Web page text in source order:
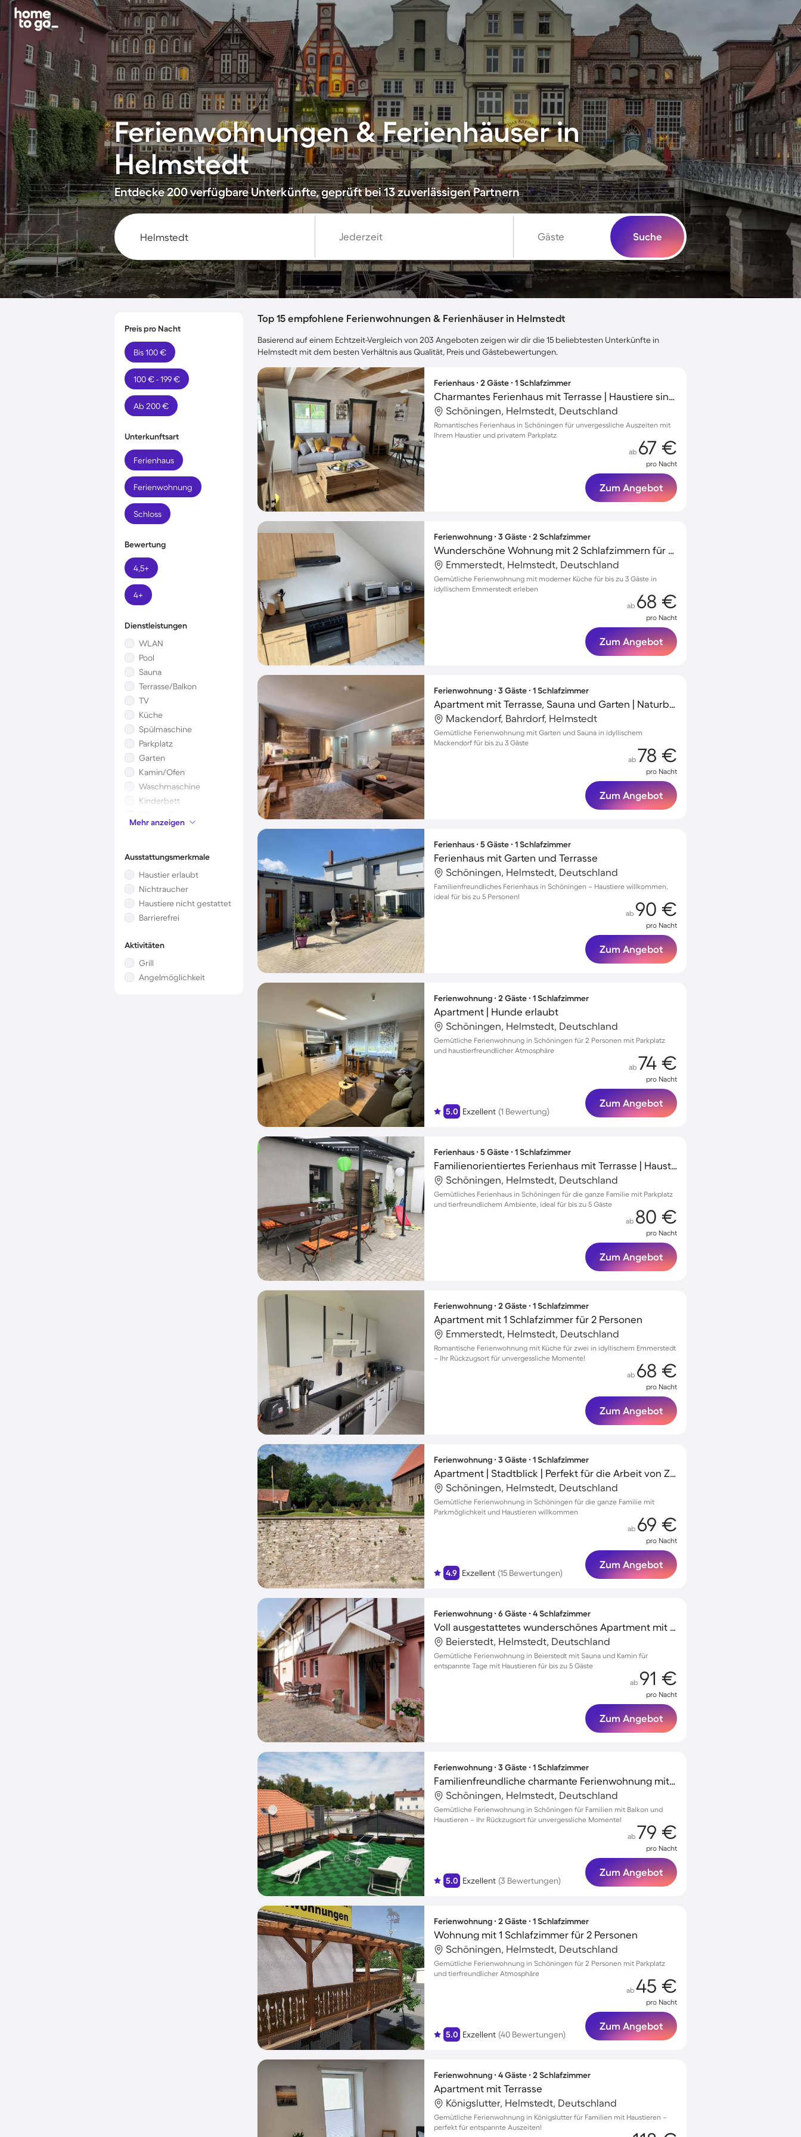
Ferienwohnungen & Ferienhäuser in
Helmstedt
Entdecke 200 verfügbare Unterkünfte, geprüft bei 13 zuverlässigen Partnern
Jederzeit Gäste Suche
Preis pro Nacht
Bis 100 €
100 € - 199 €
Ab 200 €
Unterkunftsart
Ferienhaus
Ferienwohnung
Schloss
Bewertung
4,5+
4+
Dienstleistungen
WLAN
Pool
Sauna
Terrasse/Balkon
TV
Küche
Spülmaschine
Parkplatz
Garten
Kamin/Ofen
Waschmaschine
Kinderbett
Mikrowelle
Klimaanlage
Mehr anzeigen
Ausstattungsmerkmale
Haustier erlaubt
Nichtraucher
Haustiere nicht gestattet
Barrierefrei
Aktivitäten
Grill
Angelmöglichkeit
Top 15 empfohlene Ferienwohnungen & Ferienhäuser in Helmstedt
Basierend auf einem Echtzeit-Vergleich von 203 Angeboten zeigen wir dir die 15 beliebtesten Unterkünfte in
Helmstedt mit dem besten Verhältnis aus Qualität, Preis und Gästebewertungen.
Ferienhaus ∙ 2 Gäste ∙ 1 Schlafzimmer
Charmantes Ferienhaus mit Terrasse | Haustiere sind willkommen
Schöningen, Helmstedt, Deutschland
Romantisches Ferienhaus in Schöningen für unvergessliche Auszeiten mit
Ihrem Haustier und privatem Parkplatz
ab 67 €
pro Nacht
Zum Angebot
Ferienwohnung ∙ 3 Gäste ∙ 2 Schlafzimmer
Wunderschöne Wohnung mit 2 Schlafzimmern für 3 Personen
Emmerstedt, Helmstedt, Deutschland
Gemütliche Ferienwohnung mit moderner Küche für bis zu 3 Gäste in
idyllischem Emmerstedt erleben
ab 68 €
pro Nacht
Zum Angebot
Ferienwohnung ∙ 3 Gäste ∙ 1 Schlafzimmer
Apartment mit Terrasse, Sauna und Garten | Naturblick
Mackendorf, Bahrdorf, Helmstedt
Gemütliche Ferienwohnung mit Garten und Sauna in idyllischem
Mackendorf für bis zu 3 Gäste
ab 78 €
pro Nacht
Zum Angebot
Ferienhaus ∙ 5 Gäste ∙ 1 Schlafzimmer
Ferienhaus mit Garten und Terrasse
Schöningen, Helmstedt, Deutschland
Familienfreundliches Ferienhaus in Schöningen – Haustiere willkommen,
ideal für bis zu 5 Personen!
ab 90 €
pro Nacht
Zum Angebot
Ferienwohnung ∙ 2 Gäste ∙ 1 Schlafzimmer
Apartment | Hunde erlaubt
Schöningen, Helmstedt, Deutschland
Gemütliche Ferienwohnung in Schöningen für 2 Personen mit Parkplatz
und haustierfreundlicher Atmosphäre
5.0 Exzellent (1 Bewertung)
ab 74 €
pro Nacht
Zum Angebot
Ferienhaus ∙ 5 Gäste ∙ 1 Schlafzimmer
Familienorientiertes Ferienhaus mit Terrasse | Haustierfreundlich
Schöningen, Helmstedt, Deutschland
Gemütliches Ferienhaus in Schöningen für die ganze Familie mit Parkplatz
und tierfreundlichem Ambiente, ideal für bis zu 5 Gäste
ab 80 €
pro Nacht
Zum Angebot
Ferienwohnung ∙ 2 Gäste ∙ 1 Schlafzimmer
Apartment mit 1 Schlafzimmer für 2 Personen
Emmerstedt, Helmstedt, Deutschland
Romantische Ferienwohnung mit Küche für zwei in idyllischem Emmerstedt
– Ihr Rückzugsort für unvergessliche Momente!
ab 68 €
pro Nacht
Zum Angebot
Ferienwohnung ∙ 3 Gäste ∙ 1 Schlafzimmer
Apartment | Stadtblick | Perfekt für die Arbeit von Zuhause
Schöningen, Helmstedt, Deutschland
Gemütliche Ferienwohnung in Schöningen für die ganze Familie mit
Parkmöglichkeit und Haustieren willkommen
4.9 Exzellent (15 Bewertungen)
ab 69 €
pro Nacht
Zum Angebot
Ferienwohnung ∙ 6 Gäste ∙ 4 Schlafzimmer
Voll ausgestattetes wunderschönes Apartment mit Sauna, Grill und Terrasse | Hunde erlaubt
Beierstedt, Helmstedt, Deutschland
Gemütliche Ferienwohnung in Beierstedt mit Sauna und Kamin für
entspannte Tage mit Haustieren für bis zu 5 Gäste
ab 91 €
pro Nacht
Zum Angebot
Ferienwohnung ∙ 3 Gäste ∙ 1 Schlafzimmer
Familienfreundliche charmante Ferienwohnung mit Terrasse | Stadtblick | Haustierfreundlich
Schöningen, Helmstedt, Deutschland
Gemütliche Ferienwohnung in Schöningen für Familien mit Balkon und
Haustieren – Ihr Rückzugsort für unvergessliche Momente!
5.0 Exzellent (3 Bewertungen)
ab 79 €
pro Nacht
Zum Angebot
Ferienwohnung ∙ 2 Gäste ∙ 1 Schlafzimmer
Wohnung mit 1 Schlafzimmer für 2 Personen
Schöningen, Helmstedt, Deutschland
Gemütliche Ferienwohnung in Schöningen für 2 Personen mit Parkplatz
und tierfreundlicher Atmosphäre
5.0 Exzellent (40 Bewertungen)
ab 45 €
pro Nacht
Zum Angebot
Ferienwohnung ∙ 4 Gäste ∙ 2 Schlafzimmer
Apartment mit Terrasse
Königslutter, Helmstedt, Deutschland
Gemütliche Ferienwohnung in Königslutter für Familien mit Haustieren –
perfekt für entspannte Auszeiten!